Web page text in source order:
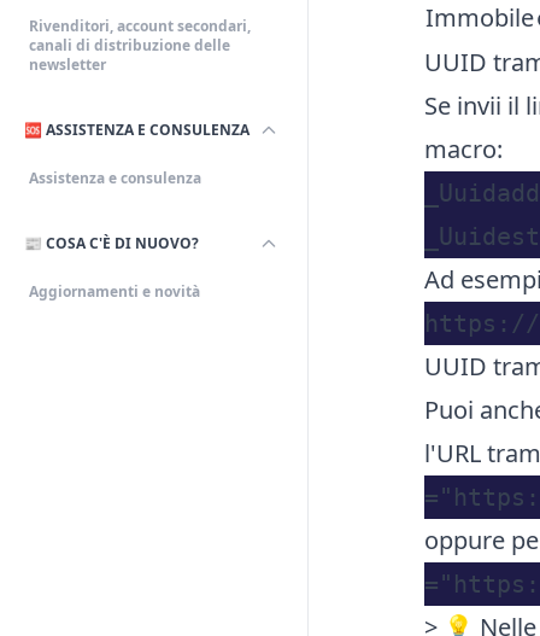
Rivenditori, account secondari,
canali di distribuzione delle
newsletter
🆘 ASSISTENZA E CONSULENZA
Assistenza e consulenza
📰 COSA C'È DI NUOVO?
Aggiornamenti e novità
Immobile
UUID
Se invii il
macro:
Ad
UUID
Puoi
l'URL
oppure
> 💡